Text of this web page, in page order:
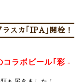
ラスカ｢IPA｣開栓！
ラボビール｢彩 -